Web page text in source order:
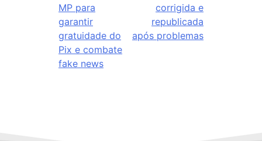
MP para
garantir
gratuidade do
Pix e combate
fake news
corrigida e
republicada
após problemas